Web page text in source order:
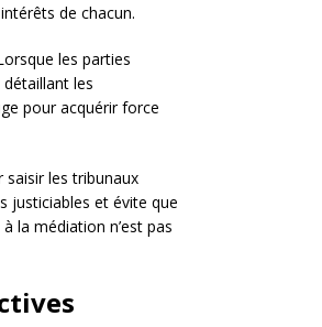
de chacun.
les parties
les
pour acquérir force
saisir les tribunaux
justiciables et évite que
la médiation n’est pas